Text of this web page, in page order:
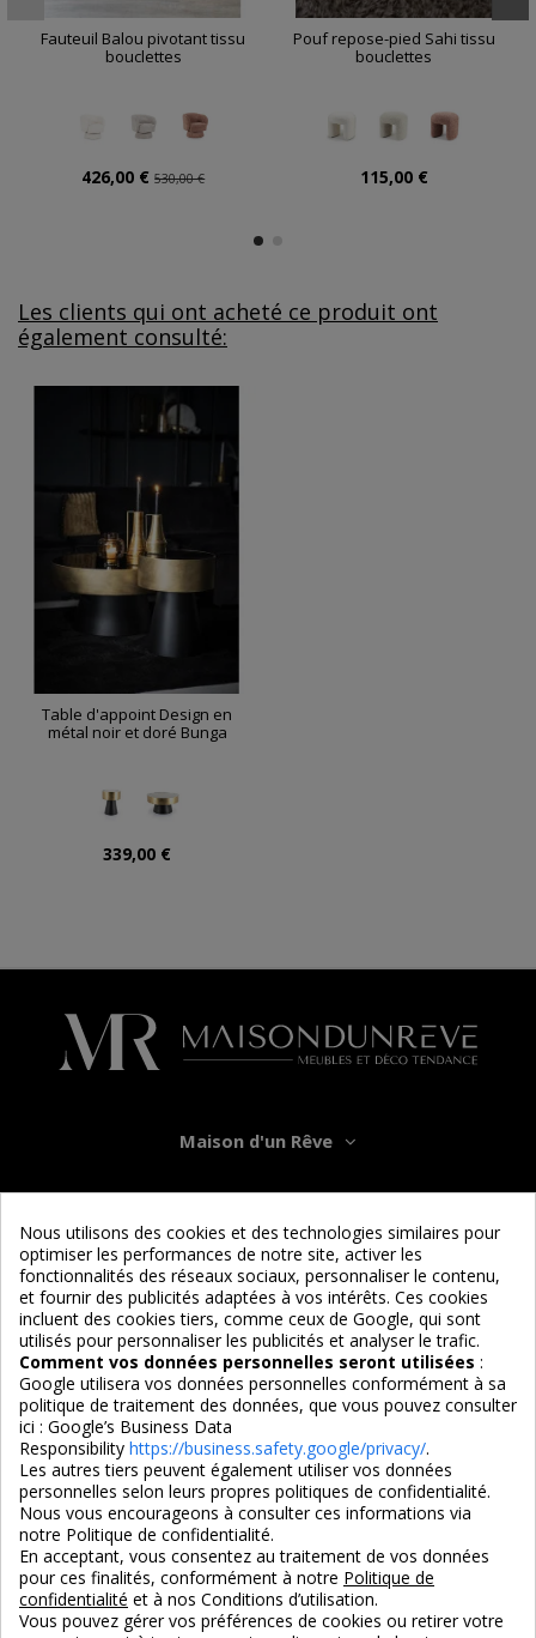
Fauteuil Balou pivotant tissu
bouclettes
426,00 €530,00 €
Pouf repose-pied Sahi tissu
bouclettes
115,00 €
Les clients qui ont acheté ce produit ont
également consulté:
Table d'appoint Design en
métal noir et doré Bunga
339,00 €
Maison d'un Rêve
Informations
Services
Nous suivre
4,7/5
3X SANS FRAIS
100% sécurisé
PAIEMENT 100% SÉCURISÉ
par CB / Amex / Virement
Nous utilisons des cookies et des technologies similaires pour
optimiser les performances de notre site, activer les
fonctionnalités des réseaux sociaux, personnaliser le contenu,
et fournir des publicités adaptées à vos intérêts. Ces cookies
incluent des cookies tiers, comme ceux de Google, qui sont
utilisés pour personnaliser les publicités et analyser le trafic.
Comment vos données personnelles seront utilisées :
Google utilisera vos données personnelles conformément à sa
politique de traitement des données, que vous pouvez consulter
ici : Google’s Business Data
Responsibility https://business.safety.google/privacy/.
Les autres tiers peuvent également utiliser vos données
personnelles selon leurs propres politiques de confidentialité.
Nous vous encourageons à consulter ces informations via
notre Politique de confidentialité.
En acceptant, vous consentez au traitement de vos données
pour ces finalités, conformément à notre Politique de
confidentialité et à nos Conditions d’utilisation.
Vous pouvez gérer vos préférences de cookies ou retirer votre